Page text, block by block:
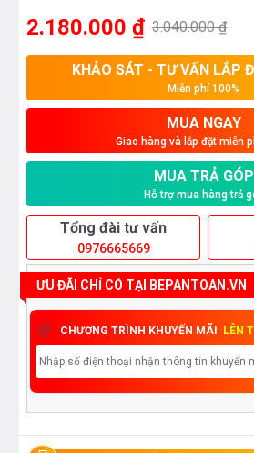
2.180.000 ₫ 3.040.000 ₫
KHẢO SÁT - TƯ VẤN LẮP
Miễn phí 100%
MUA NGAY
Giao hàng và lắp đặt miễn
MUA TRẢ GÓP
Hỗ trợ mua hàng trả
Tổng đài tư vấn
0976665669
ƯU ĐÃI CHỈ CÓ TẠI BEPANTOAN.VN
CHƯƠNG TRÌNH KHUYẾN MÃI LÊN